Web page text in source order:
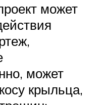
может
может
крыльца,